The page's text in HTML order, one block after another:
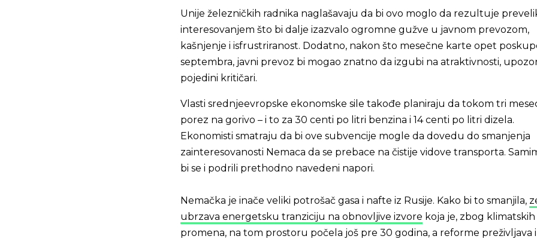
Unije železničkih radnika naglašavaju da bi ovo moglo da rezultuje
interesovanjem što bi dalje izazvalo ogromne gužve u javnom prevozom,
kašnjenje i isfrustriranost. Dodatno, nakon što mesečne karte opet
septembra, javni prevoz bi mogao znatno da izgubi na atraktivnosti,
pojedini kritičari.
Vlasti srednjeevropske ekonomske sile takođe planiraju da tokom tri
porez na gorivo – i to za 30 centi po litri benzina i 14 centi po litri dizela.
Ekonomisti smatraju da bi ove subvencije mogle da dovedu do smanjenja
zainteresovanosti Nemaca da se prebace na čistije vidove transporta.
bi se i podrili prethodno navedeni napori.
Nemačka je inače veliki potrošač gasa i nafte iz Rusije. Kako bi to smanjila,
ubrzava energetsku tranziciju na obnovljive izvore koja je, zbog klimatskih
promena, na tom prostoru počela još pre 30 godina, a reforme preživljava i